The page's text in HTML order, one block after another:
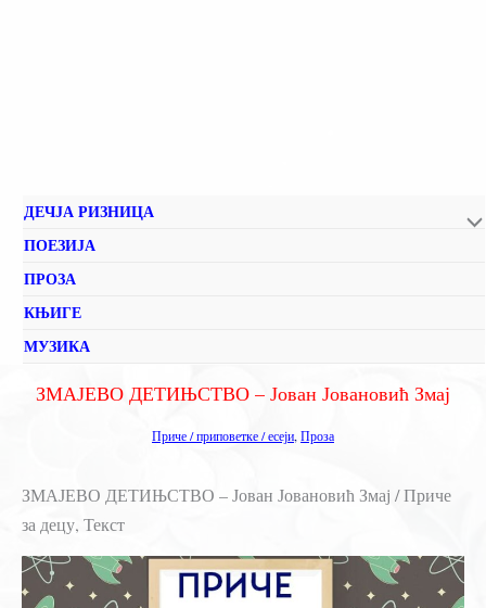
ДЕЧЈА РИЗНИЦА
ПОЕЗИЈА
ПРОЗА
КЊИГЕ
МУЗИКА
ЗМАЈЕВО ДЕТИЊСТВО – Јован Јовановић Змај
Приче / приповетке / есеји, Проза
ЗМАЈЕВО ДЕТИЊСТВО – Јован Јовановић Змај / Приче
за децу, Текст